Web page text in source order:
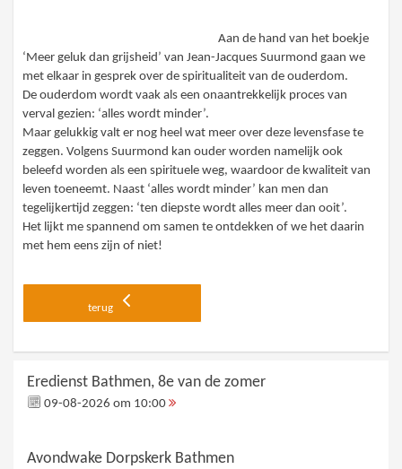
Aan de hand van het boekje
‘Meer geluk dan grijsheid’ van Jean-Jacques Suurmond gaan we
met elkaar in gesprek over de spiritualiteit van de ouderdom.
De ouderdom wordt vaak als een onaantrekkelijk proces van
verval gezien: ‘alles wordt minder’.
Maar gelukkig valt er nog heel wat meer over deze levensfase te
zeggen. Volgens Suurmond kan ouder worden namelijk ook
beleefd worden als een spirituele weg, waardoor de kwaliteit van
leven toeneemt. Naast ‘alles wordt minder’ kan men dan
tegelijkertijd zeggen: ‘ten diepste wordt alles meer dan ooit’.
Het lijkt me spannend om samen te ontdekken of we het daarin
met hem eens zijn of niet!
terug
Eredienst Bathmen, 8e van de zomer
09-08-2026 om 10:00
Avondwake Dorpskerk Bathmen